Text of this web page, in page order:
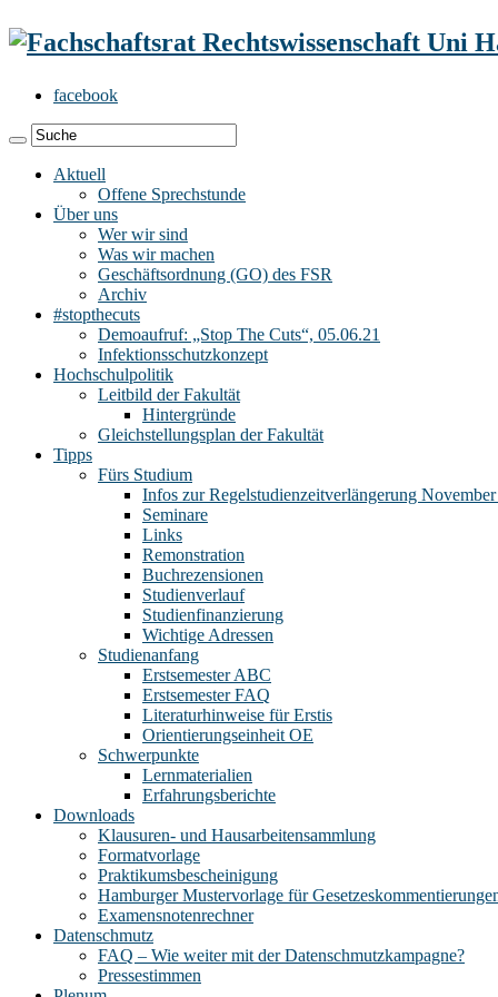
facebook
Aktuell
Offene Sprechstunde
Über uns
Wer wir sind
Was wir machen
Geschäftsordnung (GO) des FSR
Archiv
#stopthecuts
Demoaufruf: „Stop The Cuts“, 05.06.21
Infektionsschutzkonzept
Hochschulpolitik
Leitbild der Fakultät
Hintergründe
Gleichstellungsplan der Fakultät
Tipps
Fürs Studium
Infos zur Regelstudienzeitverlängerung
Seminare
Links
Remonstration
Buchrezensionen
Studienverlauf
Studienfinanzierung
Wichtige Adressen
Studienanfang
Erstsemester ABC
Erstsemester FAQ
Literaturhinweise für Erstis
Orientierungseinheit OE
Schwerpunkte
Lernmaterialien
Erfahrungsberichte
Downloads
Klausuren- und Hausarbeitensammlung
Formatvorlage
Praktikumsbescheinigung
Hamburger Mustervorlage für
Examensnotenrechner
Datenschmutz
FAQ – Wie weiter mit der Datenschmutzkampagne?
Pressestimmen